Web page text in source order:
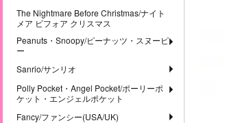
The Nightmare Before Christmas/ナイト
メア ビフォア クリスマス
Peanuts・Snoopy/ピーナッツ・スヌーピ
ー
Sanrio/サンリオ
Polly Pocket・Angel Pocket/ポーリーポ
ケット・エンジェルポケット
Fancy/ファンシー(USA/UK)